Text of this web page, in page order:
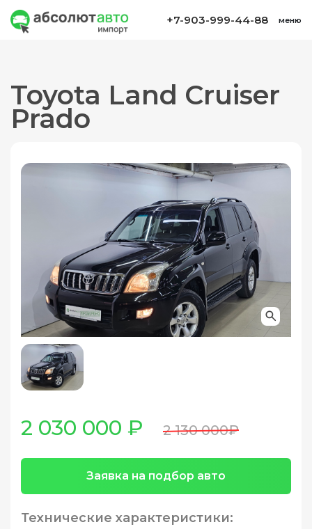
+7-903-999-44-88 меню
Toyota Land Cruiser
Prado
2 030 000 ₽ 2 130 000₽
Заявка на подбор авто
Технические характеристики: